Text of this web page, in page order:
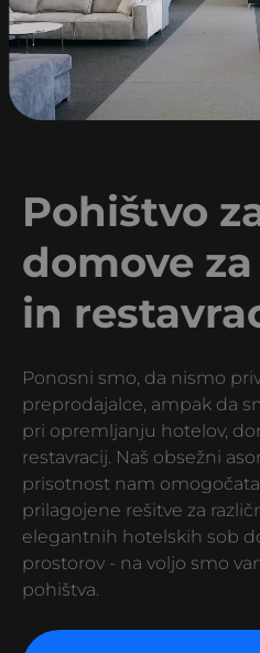
Pohištvo
domove
in
Ponosni smo, da nismo
preprodajalce, ampak da
pri opremljanju hotelov,
restavracij. Naš obsežni
prisotnost nam
prilagojene rešitve za
elegantnih hotelskih sob
prostorov - na voljo smo
pohištva.